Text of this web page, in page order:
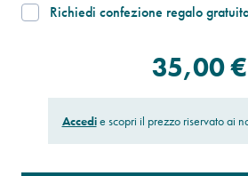
Richiedi confezione regalo
35,00 €
Accedie scopri il prezzo riservato ai